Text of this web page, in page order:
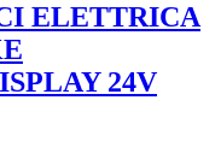
ELETTRICA
24V